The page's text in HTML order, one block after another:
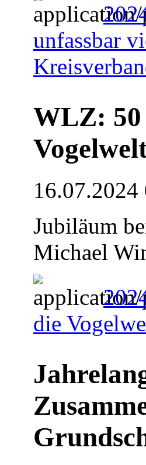
unfassbar
WLZ:
16.07.2024
Jubiläum
Michael
die